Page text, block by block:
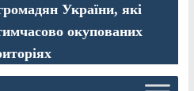
України, які
окупованих